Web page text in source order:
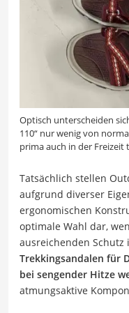
Optisch unterscheiden
110“ nur wenig von
prima auch in der Freizeit
Tatsächlich stellen
aufgrund diverser
ergonomischen
optimale Wahl dar,
ausreichenden Schutz
Trekkingsandalen für
bei sengender Hitze
atmungsaktive